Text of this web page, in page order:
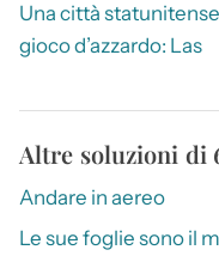
Una città
gioco d’azzardo: Las
Altre soluzioni di
Andare in aereo
Le sue foglie sono il